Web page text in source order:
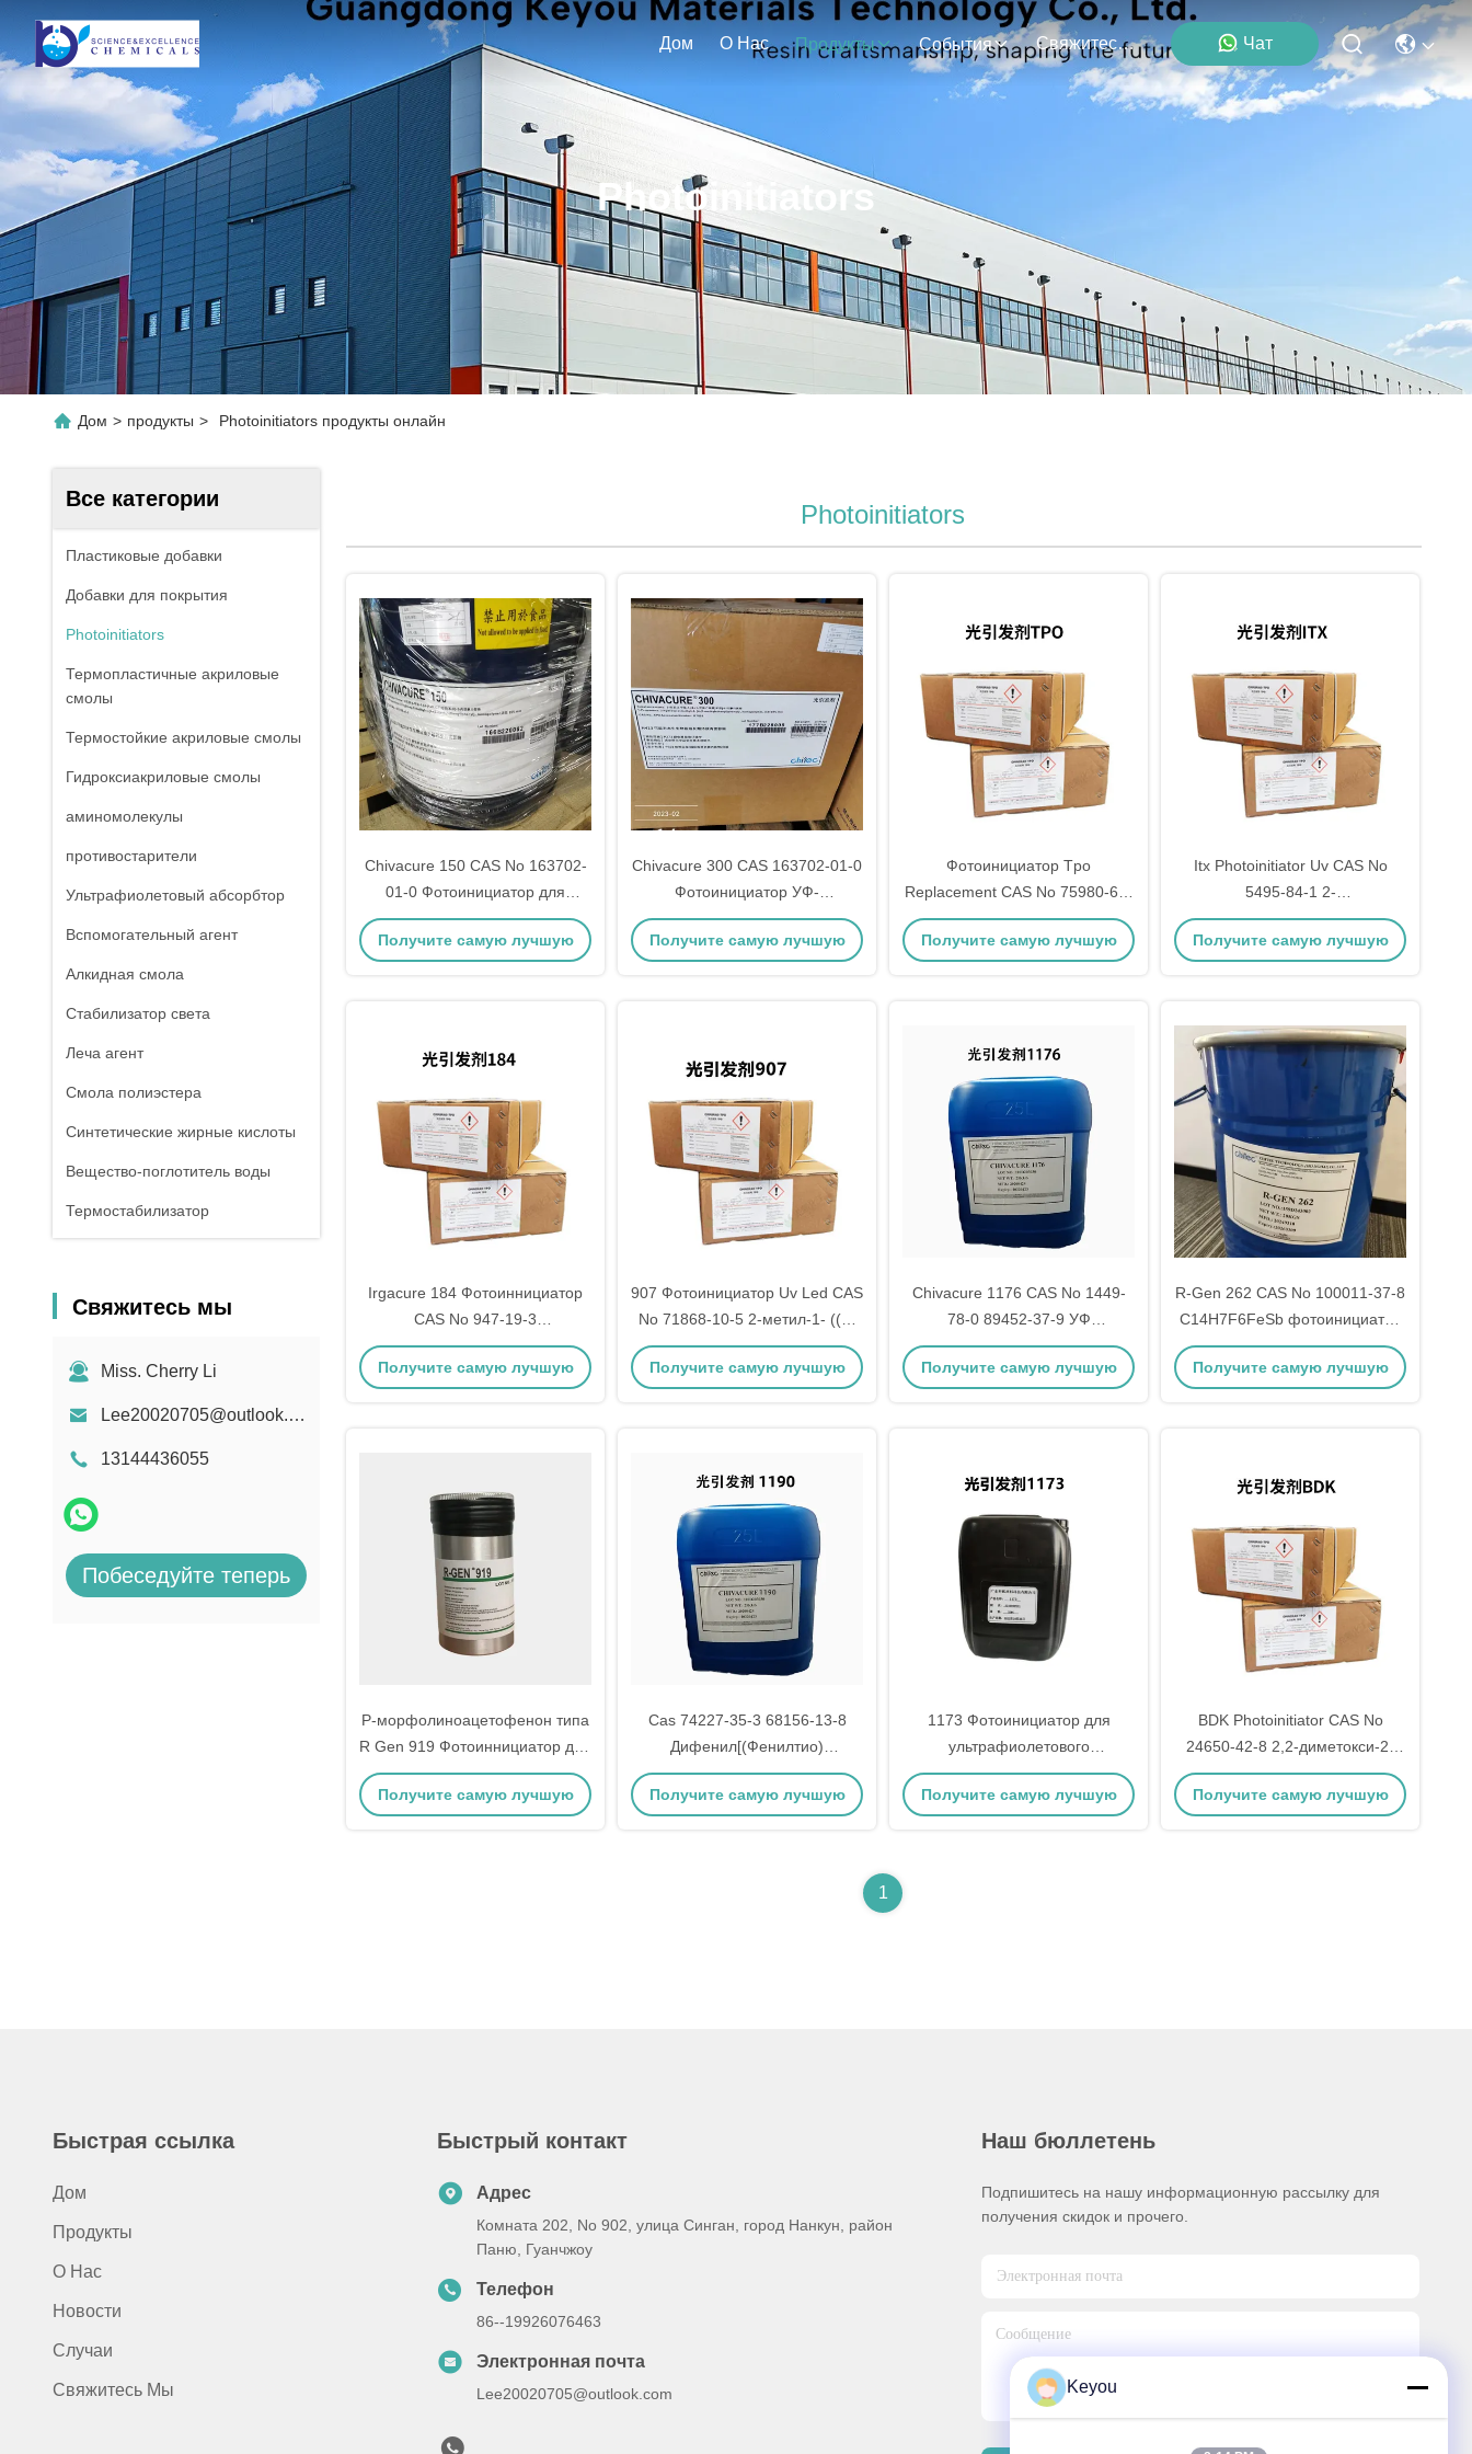
Дом О Нас Продукты События Свяжитесь Мы Чат
Photoinitiators
Дом > продукты > Photoinitiators продукты онлайн
Все категории
Пластиковые добавки
Добавки для покрытия
Photoinitiators
Термопластичные акриловые
смолы
Термостойкие акриловые смолы
Гидроксиакриловые смолы
аминомолекулы
противостарители
Ультрафиолетовый абсорбтор
Вспомогательный агент
Алкидная смола
Стабилизатор света
Леча агент
Смола полиэстера
Синтетические жирные кислоты
Вещество-поглотитель воды
Термостабилизатор
Свяжитесь мы
Miss. Cherry Li
Lee20020705@outlook.com
13144436055
Побеседуйте теперь
Photoinitiators
Chivacure 150 CAS No 163702-
01-0 Фотоинициатор для
систем ультрафиолетовой
обработки
Получите самую лучшую
Chivacure 300 CAS 163702-01-0
Фотоинициатор УФ-
очистительные покрытия
Ингредиенты
Получите самую лучшую
Фотоинициатор Tpo
Replacement CAS No 75980-60-
8 2,4,6-триметилбензоил-
дифенилфосфин оксид
Получите самую лучшую
Itx Photoinitiator Uv CAS No
5495-84-1 2-
изопропилтиоксантон
Получите самую лучшую
Irgacure 184 Фотоиннициатор
CAS No 947-19-3
Фотоиннициатор 1-
гидроксициклогексил-
Получите самую лучшую
907 Фотоинициатор Uv Led CAS
No 71868-10-5 2-метил-1- ((4-
метилтиофенил)-2-
морфолин-1-пропанон
Получите самую лучшую
Chivacure 1176 CAS No 1449-
78-0 89452-37-9 УФ
фотоинициатор жидкость
Получите самую лучшую
R-Gen 262 CAS No 100011-37-8
C14H7F6FeSb фотоинициатор
для ультрафиолетового
покрытия
Получите самую лучшую
P-морфолиноацетофенон типа
R Gen 919 Фотоиннициатор для
ледового отверждения 210000
cps Кипение
Получите самую лучшую
Cas 74227-35-3 68156-13-8
Дифенил[(Фенилтио)
Фенил]Сульфоний Гексафлю
Фотоинициатор УФ-целение
Получите самую лучшую
1173 Фотоинициатор для
ультрафиолетового
отверждения 2-гидрокси-2-
метилпропиофенон CAS No
Получите самую лучшую
BDK Photoinitiator CAS No
24650-42-8 2,2-диметокси-2-
фенилацетофенон
Получите самую лучшую
1
Быстрая ссылка
Дом
Продукты
О Нас
Новости
Случаи
Свяжитесь Мы
Быстрый контакт
Адрес
Комната 202, No 902, улица Синган, город Нанкун, район
Паню, Гуанчжоу
Телефон
86--19926076463
Электронная почта
Lee20020705@outlook.com
Наш бюллетень
Подпишитесь на нашу информационную рассылку для
получения скидок и прочего.
Keyou